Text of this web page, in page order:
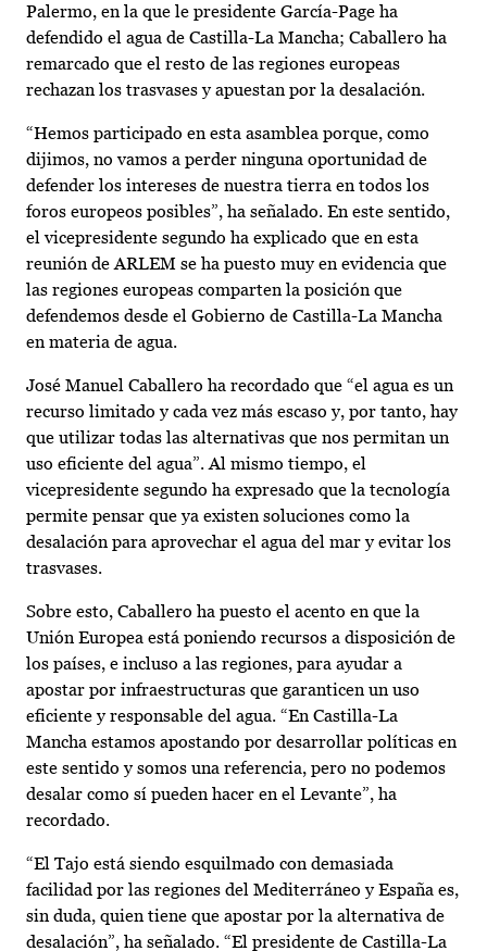
Palermo, en la que le presidente García-Page ha
defendido el agua de Castilla-La Mancha; Caballero ha
remarcado que el resto de las regiones europeas
rechazan los trasvases y apuestan por la desalación.
“Hemos participado en esta asamblea porque, como
dijimos, no vamos a perder ninguna oportunidad de
defender los intereses de nuestra tierra en todos los
foros europeos posibles”, ha señalado. En este sentido,
el vicepresidente segundo ha explicado que en esta
reunión de ARLEM se ha puesto muy en evidencia que
las regiones europeas comparten la posición que
defendemos desde el Gobierno de Castilla-La Mancha
en materia de agua.
José Manuel Caballero ha recordado que “el agua es un
recurso limitado y cada vez más escaso y, por tanto, hay
que utilizar todas las alternativas que nos permitan un
uso eficiente del agua”. Al mismo tiempo, el
vicepresidente segundo ha expresado que la tecnología
permite pensar que ya existen soluciones como la
desalación para aprovechar el agua del mar y evitar los
trasvases.
Sobre esto, Caballero ha puesto el acento en que la
Unión Europea está poniendo recursos a disposición de
los países, e incluso a las regiones, para ayudar a
apostar por infraestructuras que garanticen un uso
eficiente y responsable del agua. “En Castilla-La
Mancha estamos apostando por desarrollar políticas en
este sentido y somos una referencia, pero no podemos
desalar como sí pueden hacer en el Levante”, ha
recordado.
“El Tajo está siendo esquilmado con demasiada
facilidad por las regiones del Mediterráneo y España es,
sin duda, quien tiene que apostar por la alternativa de
desalación”, ha señalado. “El presidente de Castilla-La